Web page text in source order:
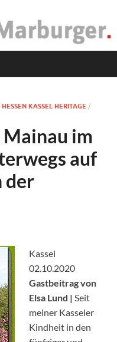
HESSEN KASSEL HERITAGE /
Mainau im
auf
der
Kassel
02.10.2020
Gastbeitrag von
Elsa Lund | Seit
meiner Kasseler
Kindheit in den